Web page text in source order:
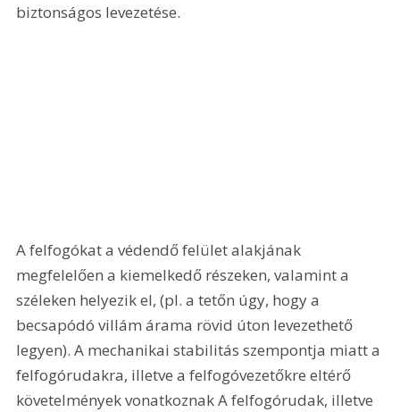
biztonságos levezetése.
A felfogókat a védendő felület alakjának
megfelelően a kiemelkedő részeken, valamint a
széleken helyezik el, (pl. a tetőn úgy, hogy a
becsapódó villám árama rövid úton levezethető
legyen). A mechanikai stabilitás szempontja miatt a
felfogórudakra, illetve a felfogóvezetőkre eltérő
követelmények vonatkoznak A felfogórudak, illetve